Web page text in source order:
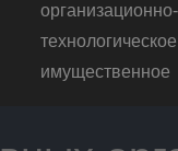
организационно-
имущественное